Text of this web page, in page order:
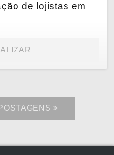
de lojistas em